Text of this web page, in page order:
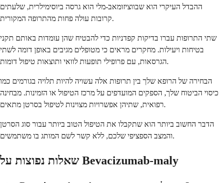
ההבדל העיקרי הוא שבווציזומאב-מלי הוא גרסה ביוסימילרית, שלעתים
קרובות עולה פחות מהתרופה המקורית.
שתי התרופות עברו בדיקות קפדניות כדי להבטיח שהן עומדות באותם תקני
בטיחות ויעילות. מחקרים מראים כי מטופלים מגיבים באופן דומה לשתי
הגרסאות, עם פרופילי תופעות לוואי ותוצאות טיפול דומות.
הבחירה של הרופא שלך בין תרופות אלה עשויה להיות תלויה בגורמים כמו
כיסוי הביטוח שלך, הספקים המועדפים על מרכז הטיפול או הזמינות. מבחינה
רפואית, שתיהן אפשרויות מצוינות לטיפול בסרטן מתאים.
הדבר החשוב ביותר הוא שתקבלו את הטיפול הטוב ביותר עבור סוג הסרטן
והמצב הספציפי שלכם, ללא קשר לשם המותג בו משתמשים.
שאלות נפוצות על Bevacizumab-maly